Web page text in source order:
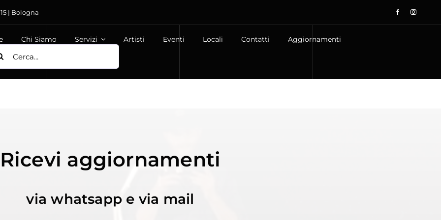
| Bologna
Chi Siamo Servizi Artisti Eventi Locali Contatti
Aggiornamenti
Ricevi aggiornamenti
via whatsapp e via mail